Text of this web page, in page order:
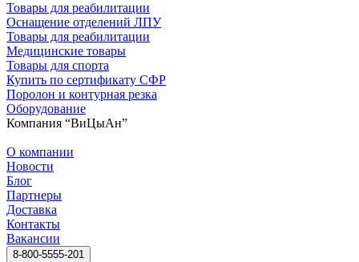
Товары для реабилитации
Оснащение отделений ЛПУ
Товары для реабилитации
Медицинские товары
Товары для спорта
Купить по сертификату СФР
Поролон и контурная резка
Оборудование
Компания “ВиЦыАн”
О компании
Новости
Блог
Партнеры
Доставка
Контакты
Вакансии
8-800-5555-201